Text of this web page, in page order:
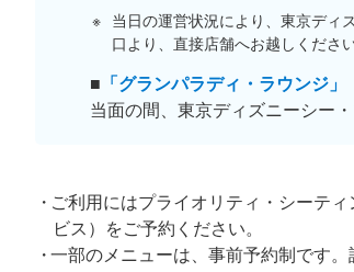
当日の運営状況により、東京ディ
口より、直接店舗へお越しください
■ 「グランパラディ・ラウンジ」
当面の間、東京ディズニーシー
ご利用にはプライオリティ・シーテ
ビス）をご予約ください。
一部のメニューは、事前予約制です。